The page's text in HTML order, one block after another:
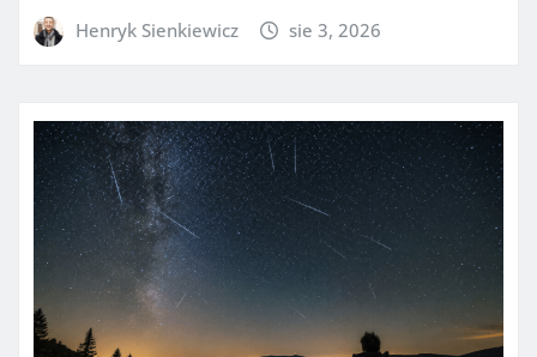
Henryk Sienkiewicz sie 3, 2026